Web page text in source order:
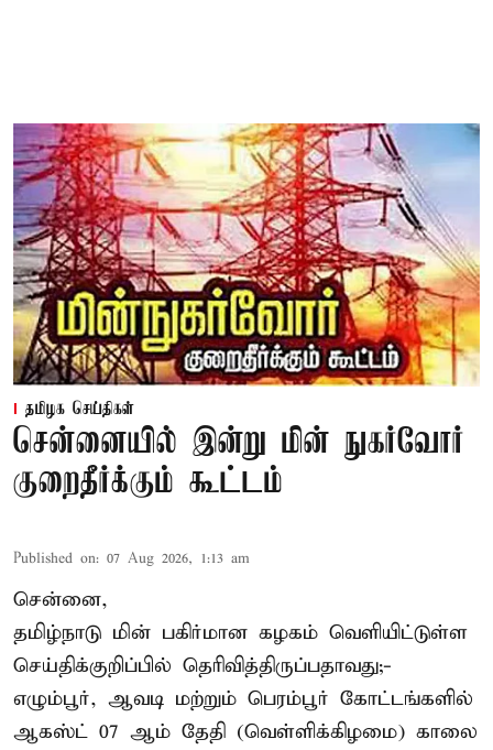
தமிழக செய்திகள்
சென்னையில் இன்று மின் நுகர்வோர்
குறைதீர்க்கும் கூட்டம்
Published on: 07 Aug 2026, 1:13 am
சென்னை,
தமிழ்நாடு மின் பகிர்மான கழகம் வெளியிட்டுள்ள
செய்திக்குறிப்பில் தெரிவித்திருப்பதாவது;-
எழும்பூர், ஆவடி மற்றும் பெரம்பூர் கோட்டங்களில்
ஆகஸ்ட் 07 ஆம் தேதி (வெள்ளிக்கிழமை) காலை